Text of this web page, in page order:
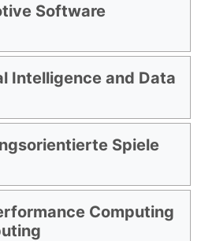
Software
Intelligence and Data
Spiele
Computing